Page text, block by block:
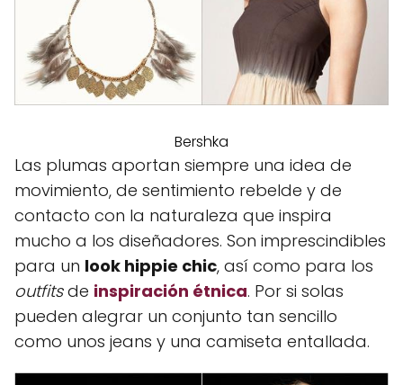
Bershka
Las plumas aportan siempre una idea de
movimiento, de sentimiento rebelde y de
contacto con la naturaleza que inspira
mucho a los diseñadores. Son imprescindibles
para un look hippie chic, así como para los
outfitsde inspiración étnica. Por si solas
pueden alegrar un conjunto tan sencillo
como unos jeans y una camiseta entallada.